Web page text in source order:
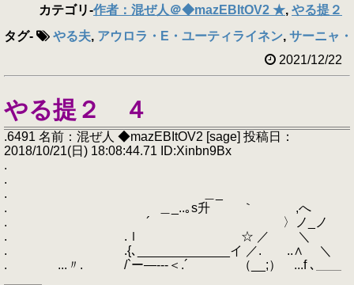
カテゴリ-作者：混ぜ人＠◆mazEBItOV2 ★, やる提２
タグ- やる夫, アウロラ・E・ユーティライネン, サーニャ
2021/12/22
やる提２ ４
.6491 名前：混ぜ人 ◆mazEBItOV2 [sage] 投稿日：
2018/10/21(日) 18:08:44.71 ID:Xinbn9Bx
.
.
. ＿_
. ＿_..｡s升 ｀ ,へ
. ´ 〉ノ_ノ
. .ｌ ☆ ／ ＼
. .{､_____________イ ／. ..∧ ＼
. ...〃. /`ー―‐‐-＜.´ （__;） ...f ､＿＿